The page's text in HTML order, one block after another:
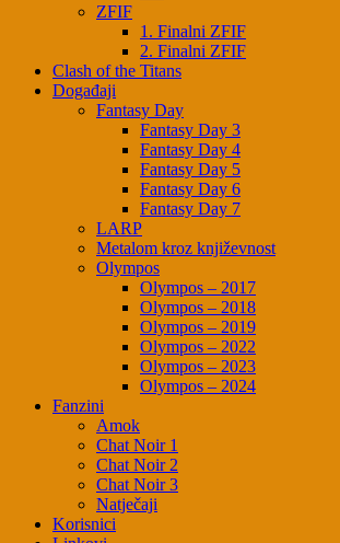
ZFIF
1. Finalni ZFIF
2. Finalni ZFIF
Clash of the Titans
Događaji
Fantasy Day
Fantasy Day 3
Fantasy Day 4
Fantasy Day 5
Fantasy Day 6
Fantasy Day 7
LARP
Metalom kroz književnost
Olympos
Olympos – 2017
Olympos – 2018
Olympos – 2019
Olympos – 2022
Olympos – 2023
Olympos – 2024
Fanzini
Amok
Chat Noir 1
Chat Noir 2
Chat Noir 3
Natječaji
Korisnici